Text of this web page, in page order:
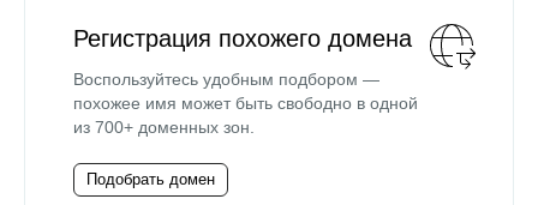
Регистрация похожего домена
Воспользуйтесь удобным подбором —
похожее имя может быть свободно в одной
из 700+ доменных зон.
Подобрать домен